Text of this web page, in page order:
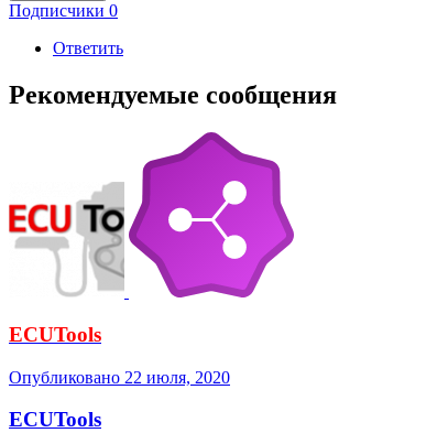
Подписчики 0
Ответить
Рекомендуемые сообщения
ECUTools
Опубликовано 22 июля, 2020
ECUTools